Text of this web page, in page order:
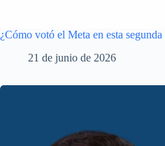
¿Cómo votó el Meta en esta segunda
21 de junio de 2026